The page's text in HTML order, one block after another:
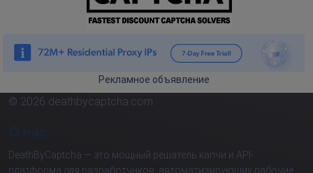
Рекламное объявление
© 2026 deathbycaptcha.com
DeathByCaptcha — это мощный решатель капчи и API-
платформа для разработчиков, автоматизирующих рабочие